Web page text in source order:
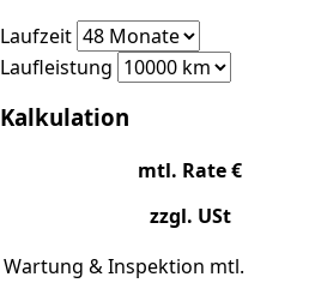
Laufzeit
Laufleistung
Kalkulation
mtl. Rate €
zzgl. USt
Wartung & Inspektion mtl.